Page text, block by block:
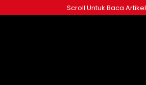
ke
Scroll Untuk Baca Artikel